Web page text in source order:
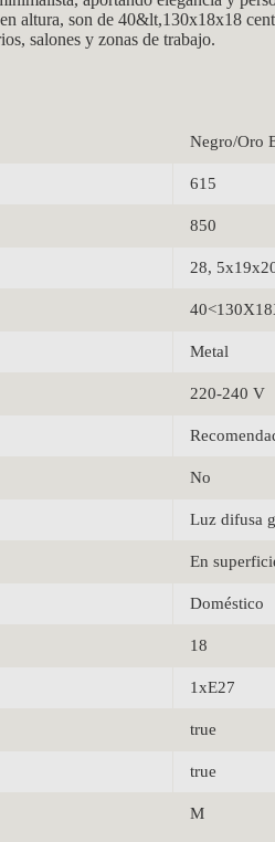
altura, son de 40&lt,130x18x18
salones y zonas de trabajo.
Negro/Oro
615
850
28,
Metal
220-240 V
No
Luz difusa
En
Doméstico
18
1xE27
true
true
M